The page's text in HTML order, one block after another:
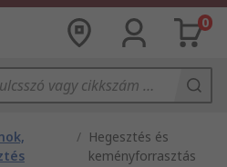
0
/ Hegesztés és
keményforrasztás